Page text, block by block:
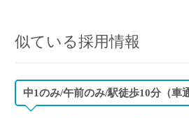
似ている採用情報
中1のみ/午前のみ/駅徒歩10分（車